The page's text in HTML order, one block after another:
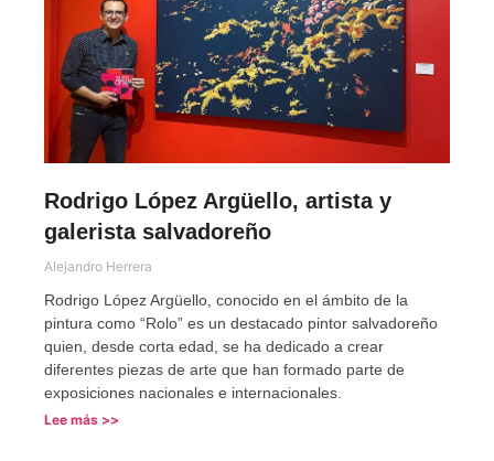
Rodrigo López Argüello, artista y
galerista salvadoreño
Alejandro Herrera
Rodrigo López Argüello, conocido en el ámbito de la
pintura como “Rolo” es un destacado pintor salvadoreño
quien, desde corta edad, se ha dedicado a crear
diferentes piezas de arte que han formado parte de
exposiciones nacionales e internacionales.
Lee más >>